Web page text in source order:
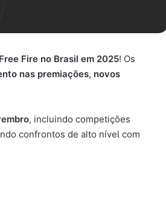
Fire no Brasil em 2025! Os
nas premiações, novos
, incluindo competições
confrontos de alto nível com